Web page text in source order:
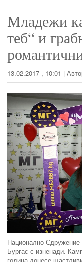
Младежи
теб“ и
13.02.2017 , 10:01 |
Национално Сдружение
Бургас с изненади.
година донесе